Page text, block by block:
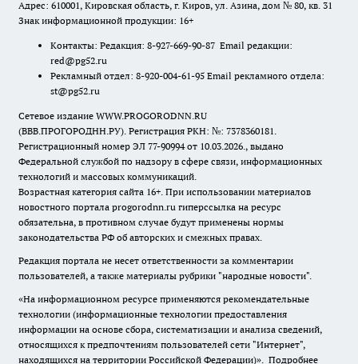
Адрес: 610001, Кировская область, г. Киров, ул. Азина, дом № 80, кв. 31
Знак информационной продукции: 16+
Контакты: Редакция: 8-927-669-90-87 Email редакции:
red@pg52.ru
Рекламный отдел: 8-920-004-61-95 Email рекламного отдела:
st@pg52.ru
Сетевое издание WWW.PROGORODNN.RU
(ВВВ.ПРОГОРОДНН.РУ). Регистрация РКН: №: 7378360181.
Регистрационный номер ЭЛ 77-90994 от 10.03.2026., выдано
Федеральной службой по надзору в сфере связи, информационных
технологий и массовых коммуникаций.
Возрастная категория сайта 16+. При использовании материалов
новостного портала progorodnn.ru гиперссылка на ресурс
обязательна, в противном случае будут применены нормы
законодательства РФ об авторских и смежных правах.
Редакция портала не несет ответственности за комментарии
пользователей, а также материалы рубрики "народные новости".
«На информационном ресурсе применяются рекомендательные
технологии (информационные технологии предоставления
информации на основе сбора, систематизации и анализа сведений,
относящихся к предпочтениям пользователей сети "Интернет",
находящихся на территории Российской Федерации)». Подробнее